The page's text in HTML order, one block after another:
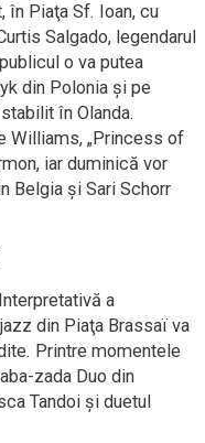
în Piaţa Sf. Ioan, cu
Salgado, legendarul
o va putea
din Polonia şi pe
în Olanda.
Williams, „Princess of
iar duminică vor
Belgia şi Sari Schorr
a
din Piaţa Brassaï va
Printre momentele
zada Duo din
Tandoi şi duetul